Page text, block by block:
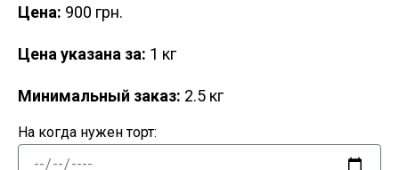
Цена: 900 грн.
Цена указана за: 1 кг
Минимальный заказ: 2.5 кг
На когда нужен торт: